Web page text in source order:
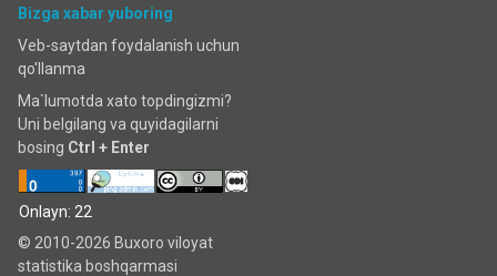
Bizga xabar yuboring
Veb-saytdan foydalanish uchun
qo'llanma
Ma`lumotda xato topdingizmi?
Uni belgilang va quyidagilarni
bosing Ctrl + Enter
Onlayn: 22
© 2010-2026 Buxoro viloyat
statistika boshqarmasi